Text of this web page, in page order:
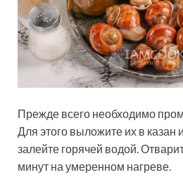
Прежде всего необходимо
Для этого выложите их в казан
залейте горячей водой.
минут на умеренном нагреве.